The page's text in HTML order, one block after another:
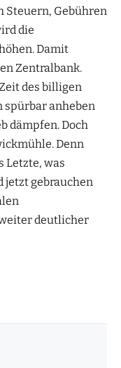
Steuern, Gebühren
die
Damit
Zentralbank.
des billigen
spürbar anheben
dämpfen. Doch
Denn
Letzte, was
jetzt gebrauchen
deutlicher